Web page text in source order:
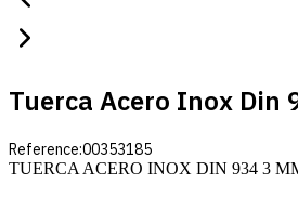
Tuerca Acero Inox Din
Reference:00353185
TUERCA ACERO INOX DIN 934 3